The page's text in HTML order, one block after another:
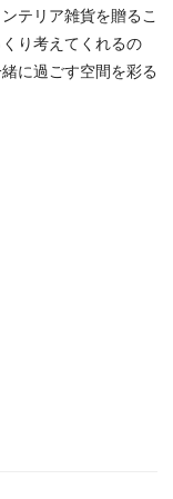
テリア雑貨を贈るこ
り考えてくれるの
に過ごす空間を彩る